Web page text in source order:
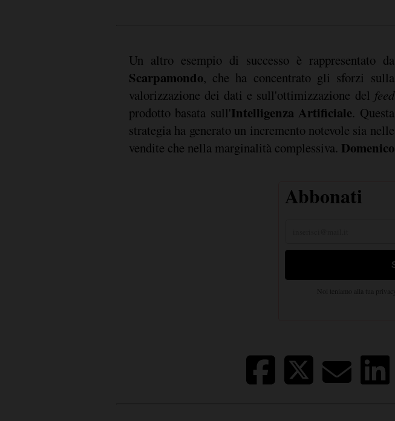
Un altro esempio di successo è rappresentato da
Scarpamondo, che ha concentrato gli sforzi sulla
valorizzazione dei dati e sull'ottimizzazione del feed
prodotto basata sull'Intelligenza Artificiale. Questa
strategia ha generato un incremento notevole sia nelle
vendite che nella marginalità complessiva. Domenico